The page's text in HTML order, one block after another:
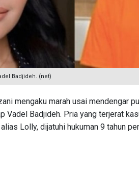
Badjideh. (net)
mengaku marah usai mendengar
Vadel Badjideh. Pria yang terjerat
Lolly, dijatuhi hukuman 9 tahun